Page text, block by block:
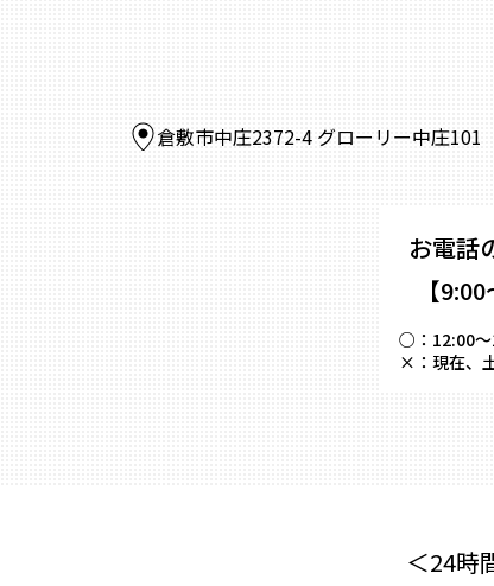
倉敷市中庄2372-4 グローリー中庄101
お電話
【
○： 12:00
×： 現在、
＜24時